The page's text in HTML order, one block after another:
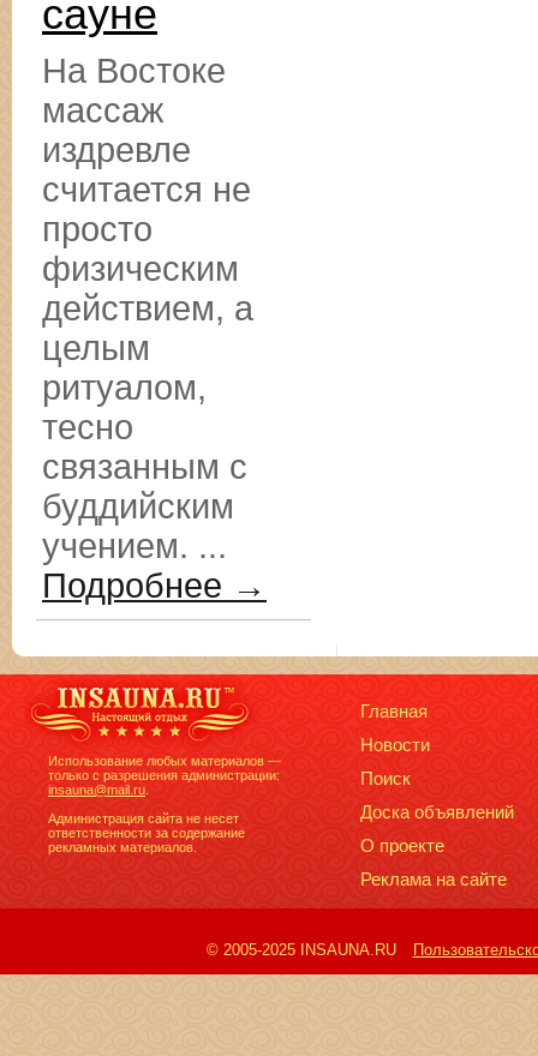
сауне
На Востоке
массаж
издревле
считается не
просто
физическим
действием, а
целым
ритуалом,
тесно
связанным с
буддийским
учением. ...
Подробнее →
Использование любых материалов —
только с разрешения администрации:
insauna@mail.ru
Администрация сайта не несет
ответственности за содержание
рекламных материалов.
Главная
Новости
Поиск
Доска объявлений
О проекте
Реклама на сайте
© 2005-2025 INSAUNA.RU